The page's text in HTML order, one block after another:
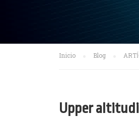
Inicio Blog
Upper